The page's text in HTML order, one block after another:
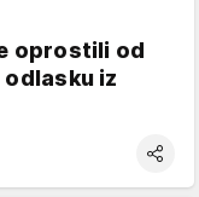
oprostili od
odlasku iz